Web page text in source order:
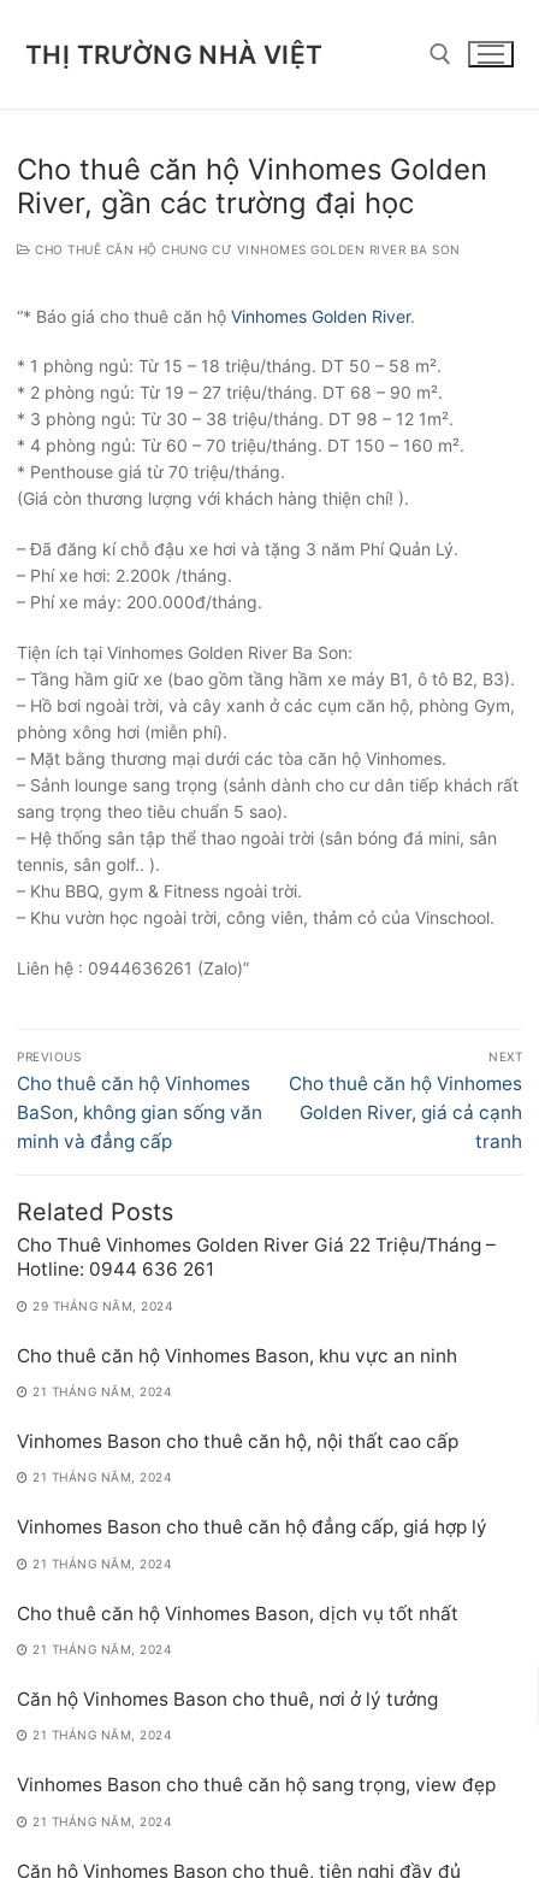
THỊ TRƯỜNG NHÀ VIỆT
Cho thuê căn hộ Vinhomes Golden
River, gần các trường đại học
CHO THUÊ CĂN HỘ CHUNG CƯ VINHOMES GOLDEN RIVER BA SON
“* Báo giá cho thuê căn hộ Vinhomes Golden River.
* 1 phòng ngủ: Từ 15 – 18 triệu/tháng. DT 50 – 58 m².
* 2 phòng ngủ: Từ 19 – 27 triệu/tháng. DT 68 – 90 m².
* 3 phòng ngủ: Từ 30 – 38 triệu/tháng. DT 98 – 12 1m².
* 4 phòng ngủ: Từ 60 – 70 triệu/tháng. DT 150 – 160 m².
* Penthouse giá từ 70 triệu/tháng.
(Giá còn thương lượng với khách hàng thiện chí! ).
– Đã đăng kí chỗ đậu xe hơi và tặng 3 năm Phí Quản Lý.
– Phí xe hơi: 2.200k /tháng.
– Phí xe máy: 200.000đ/tháng.
Tiện ích tại Vinhomes Golden River Ba Son:
– Tầng hầm giữ xe (bao gồm tầng hầm xe máy B1, ô tô B2, B3).
– Hồ bơi ngoài trời, và cây xanh ở các cụm căn hộ, phòng Gym,
phòng xông hơi (miễn phí).
– Mặt bằng thương mại dưới các tòa căn hộ Vinhomes.
– Sảnh lounge sang trọng (sảnh dành cho cư dân tiếp khách rất
sang trọng theo tiêu chuẩn 5 sao).
– Hệ thống sân tập thể thao ngoài trời (sân bóng đá mini, sân
tennis, sân golf.. ).
– Khu BBQ, gym & Fitness ngoài trời.
– Khu vườn học ngoài trời, công viên, thảm cỏ của Vinschool.
Liên hệ : 0944636261 (Zalo)”
Điều
hướng
bài
viết
PREVIOUS
Previous
post:
Cho thuê căn hộ Vinhomes
BaSon, không gian sống văn
minh và đẳng cấp
NEXT
Next
post:
Cho thuê căn hộ Vinhomes
Golden River, giá cả cạnh
tranh
Related Posts
Cho Thuê Vinhomes Golden River Giá 22 Triệu/Tháng –
Hotline: 0944 636 261
29 THÁNG NĂM, 2024
Cho thuê căn hộ Vinhomes Bason, khu vực an ninh
21 THÁNG NĂM, 2024
Vinhomes Bason cho thuê căn hộ, nội thất cao cấp
21 THÁNG NĂM, 2024
Vinhomes Bason cho thuê căn hộ đẳng cấp, giá hợp lý
21 THÁNG NĂM, 2024
Cho thuê căn hộ Vinhomes Bason, dịch vụ tốt nhất
21 THÁNG NĂM, 2024
Căn hộ Vinhomes Bason cho thuê, nơi ở lý tưởng
21 THÁNG NĂM, 2024
Vinhomes Bason cho thuê căn hộ sang trọng, view đẹp
21 THÁNG NĂM, 2024
Căn hộ Vinhomes Bason cho thuê, tiện nghi đầy đủ